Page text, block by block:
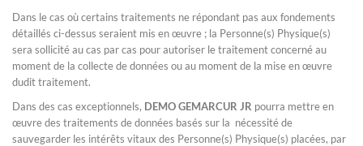
Dans le cas où certains traitements ne répondant pas aux fondements
détaillés ci-dessus seraient mis en œuvre ; la Personne(s) Physique(s)
sera sollicité au cas par cas pour autoriser le traitement concerné au
moment de la collecte de données ou au moment de la mise en œuvre
dudit traitement.
Dans des cas exceptionnels, DEMO GEMARCUR JR pourra mettre en
œuvre des traitements de données basés sur la nécessité de
sauvegarder les intérêts vitaux des Personne(s) Physique(s) placées, par